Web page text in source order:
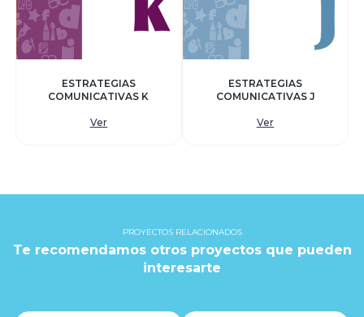
ESTRATEGIAS
COMUNICATIVAS K
Ver
ESTRATEGIAS
COMUNICATIVAS J
Ver
PROYECTOS RELACIONADOS
Te recomendamos otros proyectos que pueden
interesarte